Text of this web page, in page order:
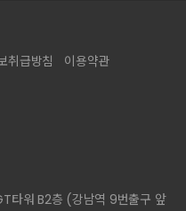
취급방침 이용약관
타워 B2층 (강남역 9번출구 앞